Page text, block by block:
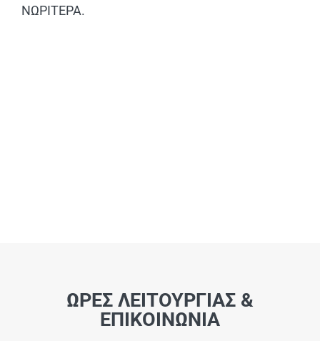
ΝΩΡΙΤΕΡΑ.
ΩΡΕΣ ΛΕΙΤΟΥΡΓΙΑΣ &
ΕΠΙΚΟΙΝΩΝΙΑ